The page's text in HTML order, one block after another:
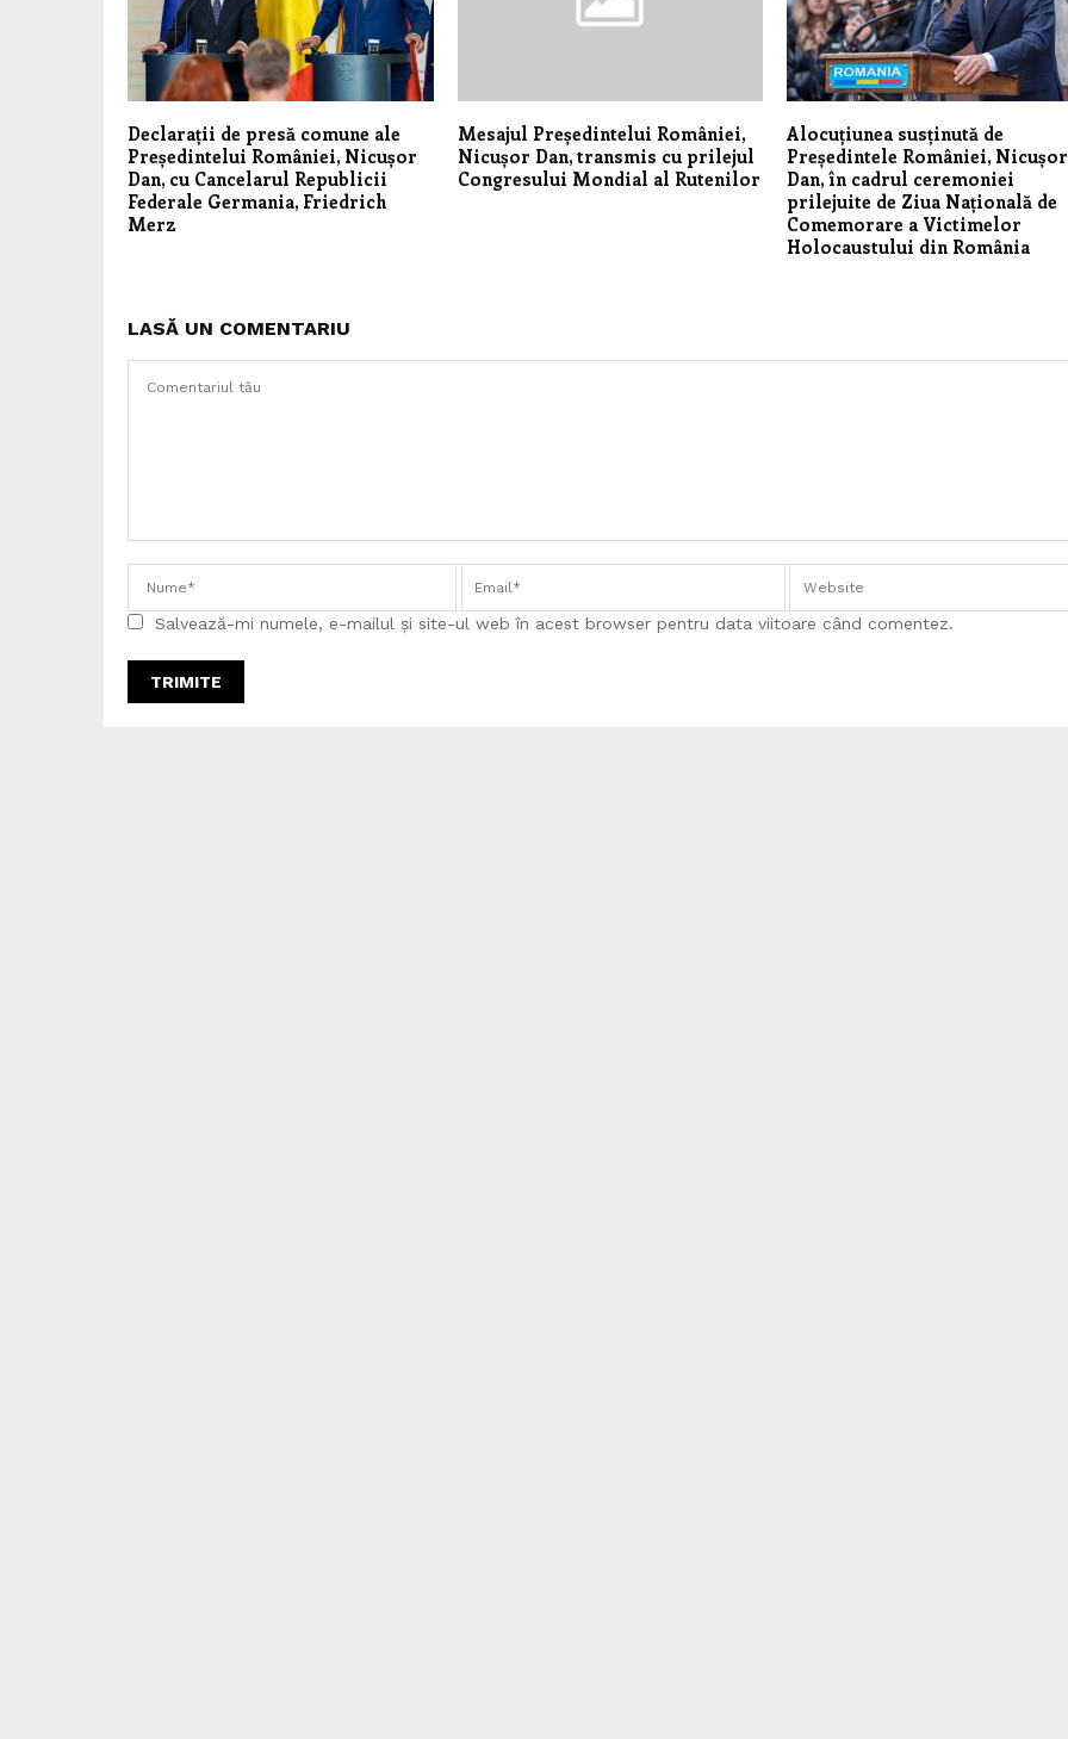
Declarații de presă comune ale
Președintelui României, Nicușor
Dan, cu Cancelarul Republicii
Federale Germania, Friedrich
Merz
Mesajul Președintelui României,
Nicușor Dan, transmis cu prilejul
Congresului Mondial al Rutenilor
Alocuțiunea susținută de
Președintele României, Nicușor
Dan, în cadrul ceremoniei
prilejuite de Ziua Națională de
Comemorare a Victimelor
Holocaustului din România
LASĂ UN COMENTARIU
Salvează-mi numele, e-mailul și site-ul web în acest browser pentru data viitoare când comentez.